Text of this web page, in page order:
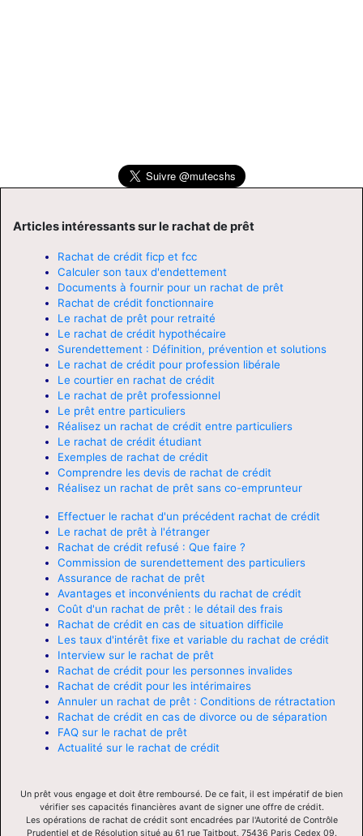
Articles intéressants sur le rachat de prêt
Rachat de crédit ficp et fcc
Calculer son taux d'endettement
Documents à fournir pour un rachat de prêt
Rachat de crédit fonctionnaire
Le rachat de prêt pour retraité
Le rachat de crédit hypothécaire
Surendettement : Définition, prévention et solutions
Le rachat de crédit pour profession libérale
Le courtier en rachat de crédit
Le rachat de prêt professionnel
Le prêt entre particuliers
Réalisez un rachat de crédit entre particuliers
Le rachat de crédit étudiant
Exemples de rachat de crédit
Comprendre les devis de rachat de crédit
Réalisez un rachat de prêt sans co-emprunteur
Effectuer le rachat d'un précédent rachat de crédit
Le rachat de prêt à l'étranger
Rachat de crédit refusé : Que faire ?
Commission de surendettement des particuliers
Assurance de rachat de prêt
Avantages et inconvénients du rachat de crédit
Coût d'un rachat de prêt : le détail des frais
Rachat de crédit en cas de situation difficile
Les taux d'intérêt fixe et variable du rachat de crédit
Interview sur le rachat de prêt
Rachat de crédit pour les personnes invalides
Rachat de crédit pour les intérimaires
Annuler un rachat de prêt : Conditions de rétractation
Rachat de crédit en cas de divorce ou de séparation
FAQ sur le rachat de prêt
Actualité sur le rachat de crédit
Un prêt vous engage et doit être remboursé. De ce fait, il est impératif de bien
vérifier ses capacités financières avant de signer une offre de crédit.
Les opérations de rachat de crédit sont encadrées par l'Autorité de Contrôle
Prudentiel et de Résolution situé au 61 rue Taitbout, 75436 Paris Cedex 09.